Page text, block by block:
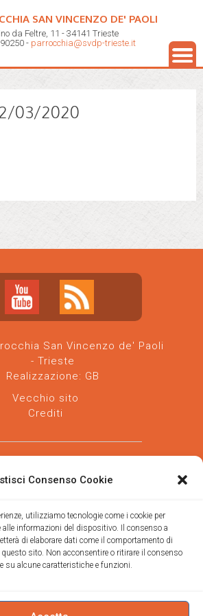
Consenso Cookie
utilizziamo tecnologie come i cookie per
alle informazioni del dispositivo. Il consenso a
di elaborare dati come il comportamento di
sito. Non acconsentire o ritirare il consenso
su alcune caratteristiche e funzioni.
SAN VINCENZO DE' PAOLI
da Feltre, 11 - 34141 Trieste
- parrocchia@svdp-trieste.it
03/2020
San Vincenzo de' Paoli
- Trieste
Realizzazione: GB
Vecchio sito
Crediti
Vincenzo de' Paoli-Diocesi
di Trieste
da Feltre, 11 (chiesa)
Trieste